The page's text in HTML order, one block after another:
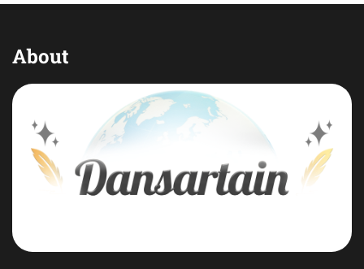
About